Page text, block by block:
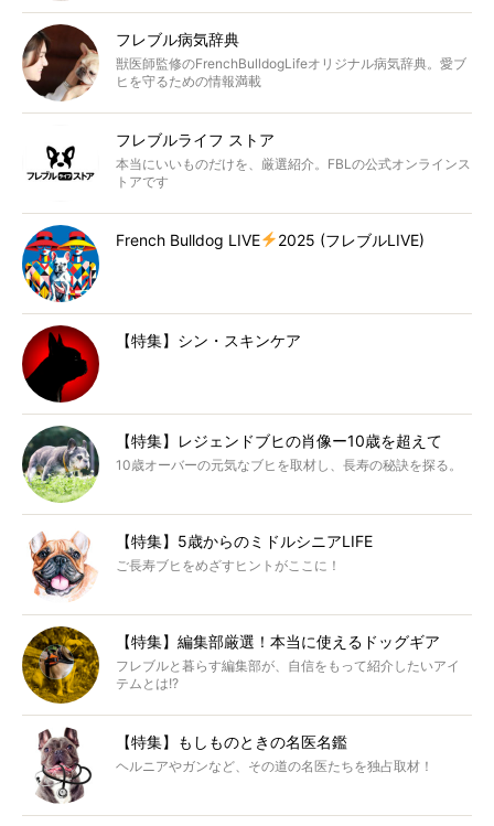
フレブル病気辞典
獣医師監修のFrenchBulldogLifeオリジナル病気辞典。愛ブ
ヒを守るための情報満載
フレブルライフ ストア
本当にいいものだけを、厳選紹介。FBLの公式オンラインス
トアです
French Bulldog LIVE 2025 (フレブルLIVE)
【特集】シン・スキンケア
【特集】レジェンドブヒの肖像ー10歳を超えて
10歳オーバーの元気なブヒを取材し、長寿の秘訣を探る。
【特集】5歳からのミドルシニアLIFE
ご長寿ブヒをめざすヒントがここに！
【特集】編集部厳選！本当に使えるドッグギア
フレブルと暮らす編集部が、自信をもって紹介したいアイ
テムとは!?
【特集】もしものときの名医名鑑
ヘルニアやガンなど、その道の名医たちを独占取材！